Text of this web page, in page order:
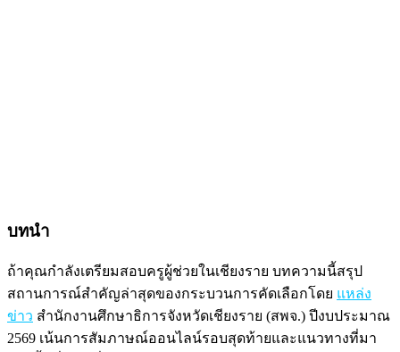
บทนำ
ถ้าคุณกำลังเตรียมสอบครูผู้ช่วยในเชียงราย บทความนี้สรุป
สถานการณ์สำคัญล่าสุดของกระบวนการคัดเลือกโดย แหล่ง
ข่าว สำนักงานศึกษาธิการจังหวัดเชียงราย (สพจ.) ปีงบประมาณ
2569 เน้นการสัมภาษณ์ออนไลน์รอบสุดท้ายและแนวทางที่มา